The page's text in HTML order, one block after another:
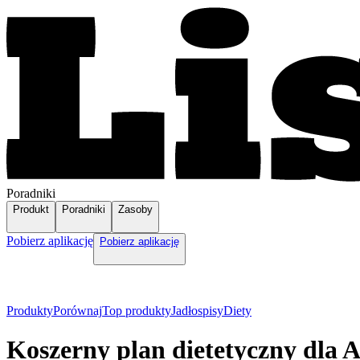
Poradniki
Produkt Poradniki Zasoby
Pobierz aplikację Pobierz aplikację
ProduktyPorównajTop produktyJadłospisyDiety
Koszerny plan dietetyczny dla